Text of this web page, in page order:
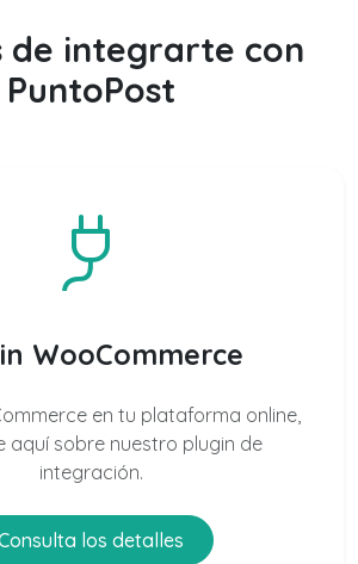
de integrarte con
PuntoPost
WooCommerce
en tu plataforma online,
aquí sobre nuestro plugin de
integración.
los detalles